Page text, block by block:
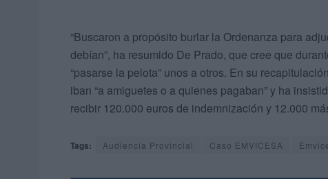
“Buscaron a propósito burlar la Ordenanza para
debían”, ha resumido De Prado, que cree que
“pasarse la pelota” unos a otros. En su
iban “a amiguetes o a quienes pagaban” y ha
recibir 120.000 euros de indemnización y 12.000
Tags: Audiencia Provincial Caso EMVICESA